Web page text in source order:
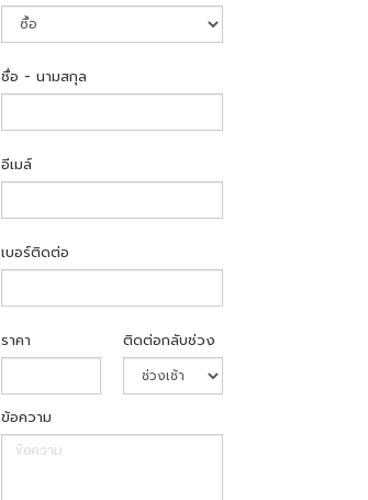
ชื่อ - นามสกุล
อีเมล์
เบอร์ติดต่อ
ราคา ติดต่อกลับช่วง
ข้อความ